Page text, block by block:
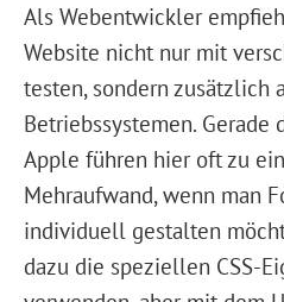
Als Webentwickler
Website nicht nur mit
testen, sondern zusätzlich
Betriebssystemen. Gerade
Apple führen hier oft zu
Mehraufwand, wenn man
individuell gestalten
dazu die speziellen CSS-